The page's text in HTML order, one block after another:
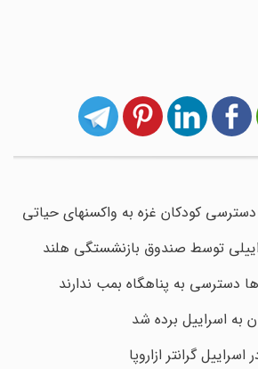
کودکان غزه به واکسنهای حیاتی
توسط صندوق بازنشستگی هلند
به پناهگاه بمب ندارند
گرانتر ازاروپا